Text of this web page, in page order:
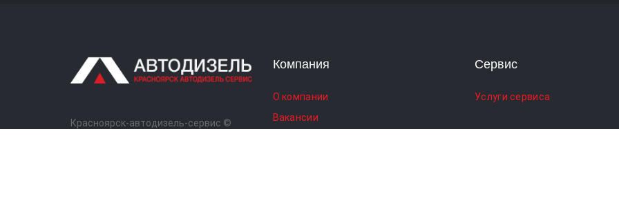
Красноярск-автодизель-сервис ©
Компания
О компании
Вакансии
Сервис
Услуги сервиса